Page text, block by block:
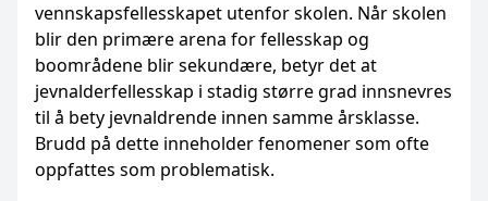
vennskapsfellesskapet utenfor skolen. Når skolen
blir den primære arena for fellesskap og
boområdene blir sekundære, betyr det at
jevnalderfellesskap i stadig større grad innsnevres
til å bety jevnaldrende innen samme årsklasse.
Brudd på dette inneholder fenomener som ofte
oppfattes som problematisk.